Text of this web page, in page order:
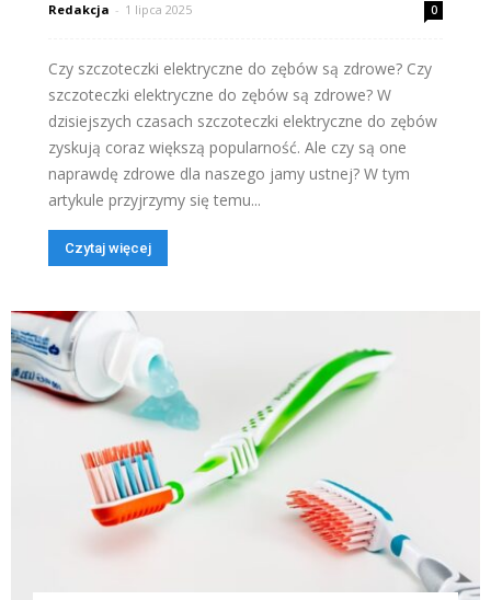
Redakcja - 1 lipca 2025 0
Czy szczoteczki elektryczne do zębów są zdrowe? Czy
szczoteczki elektryczne do zębów są zdrowe? W
dzisiejszych czasach szczoteczki elektryczne do zębów
zyskują coraz większą popularność. Ale czy są one
naprawdę zdrowe dla naszego jamy ustnej? W tym
artykule przyjrzymy się temu...
Czytaj więcej